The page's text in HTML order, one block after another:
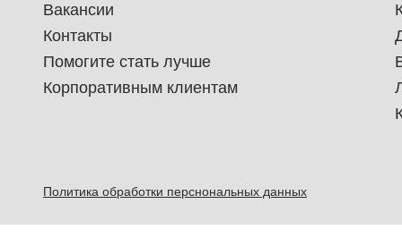
Вакансии
Контакты
Помогите стать лучше
Корпоративным клиентам
Политика обработки перснональных данных